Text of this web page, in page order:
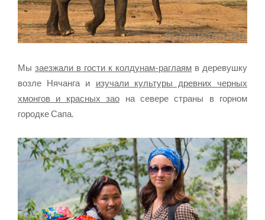
Мы заезжали в гости к колдунам-раглаям в деревушку
возле Нячанга и изучали культуры древних черных
хмонгов и красных зао на севере страны в горном
городке Сапа.